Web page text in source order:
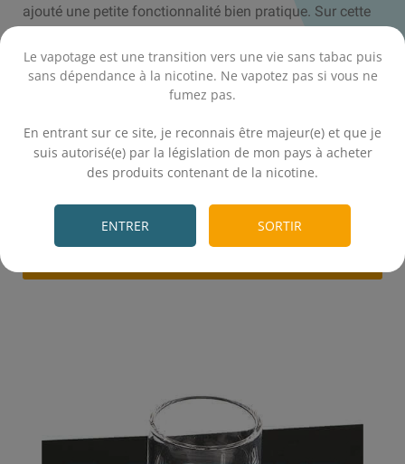
Le vapotage est une transition vers une vie sans tabac puis
sans dépendance à la nicotine. Ne vapotez pas si vous ne
fumez pas.
En entrant sur ce site, je reconnais être majeur(e) et que je
suis autorisé(e) par la législation de mon pays à acheter
des produits contenant de la nicotine.
ENTRER SORTIR
ajouté une petite fonctionnalité bien pratique. Sur cette
suffit de chercher le nom de votre clearomiseur pour
trouver les produits compatibles et particulièrement le
Astuce ultime :si vous partez avec un clearomiseur
sans protection particulière,achetez un Vape Band
(moins d'1€) pour le protéger, ça peut vous sauver d'une
Chercher un Pyrex grâce à mon modèle de